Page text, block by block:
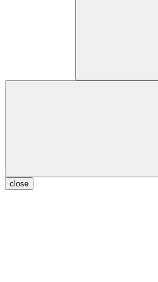
close